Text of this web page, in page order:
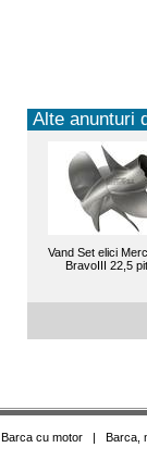
Alte anunturi
Vand Set elici
BravoIII 22,5
Barca cu motor| Barca,